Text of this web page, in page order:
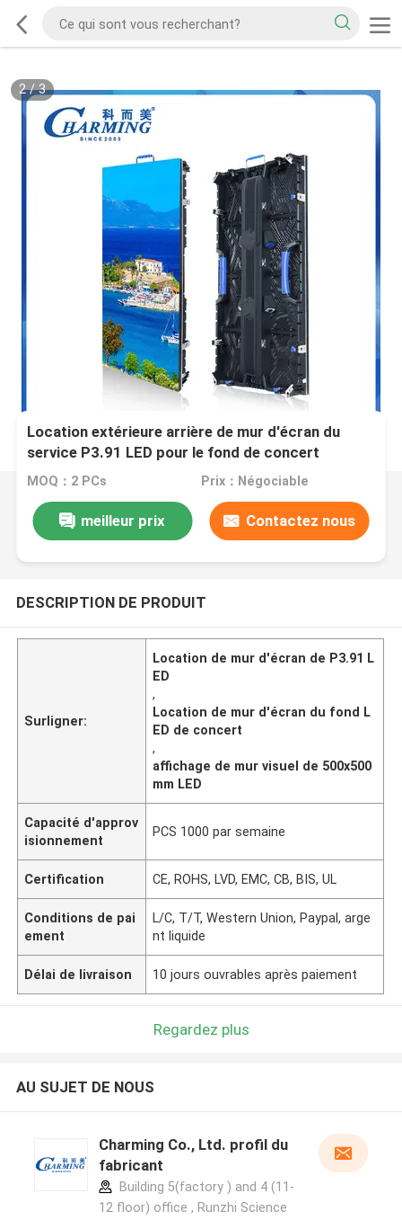
2/3
Location extérieure arrière de mur d'écran du
service P3.91 LED pour le fond de concert
MOQ：2 PCs Prix：Négociable
meilleur prix Contactez nous
DESCRIPTION DE PRODUIT
Surligner:
Location de mur d'écran de P3.91 L
ED
,
Location de mur d'écran du fond L
ED de concert
,
affichage de mur visuel de 500x500
mm LED
Capacité d'approv
isionnement
PCS 1000 par semaine
Certification CE, ROHS, LVD, EMC, CB, BIS, UL
Conditions de pai
ement
L/C, T/T, Western Union, Paypal, arge
nt liquide
Délai de livraison 10 jours ouvrables après paiement
Regardez plus
AU SUJET DE NOUS
Charming Co., Ltd. profil du
fabricant
Building 5(factory ) and 4 (11-
12 floor) office , Runzhi Science